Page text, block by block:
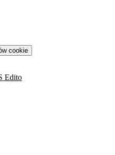
cookie
Edito